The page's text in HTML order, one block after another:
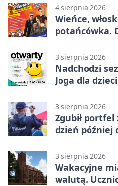
4 sierpnia 2026
Wieńce,
potańcówka.
3 sierpnia 2026
Nadchodzi
Joga dla
3 sierpnia 2026
Zgubił
dzień później
3 sierpnia 2026
Wakacyjne
walutą.